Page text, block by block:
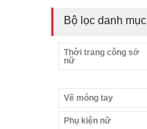
Bộ lọc danh mục
Thời trang công sở
nữ
Vẽ móng tay
Phụ kiện nữ